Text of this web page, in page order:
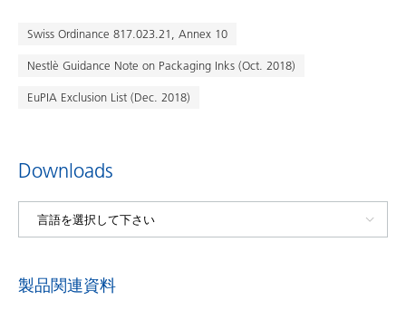
Swiss Ordinance 817.023.21, Annex 10
Nestlè Guidance Note on Packaging Inks (Oct. 2018)
EuPIA Exclusion List (Dec. 2018)
Downloads
製品関連資料